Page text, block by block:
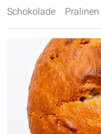
Schokolade Pralinen